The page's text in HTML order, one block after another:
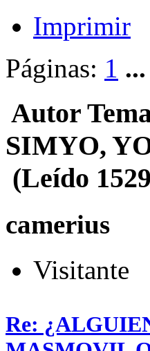
Imprimir
Páginas: 1 ...
Autor
SIMYO,
(Leído
camerius
Visitante
Re: